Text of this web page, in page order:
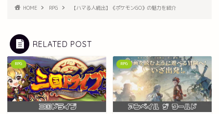
HOME RPG 【ハマる人続出】《ポケモンGO》の魅力を紹介
RELATED POST
RPG RPG